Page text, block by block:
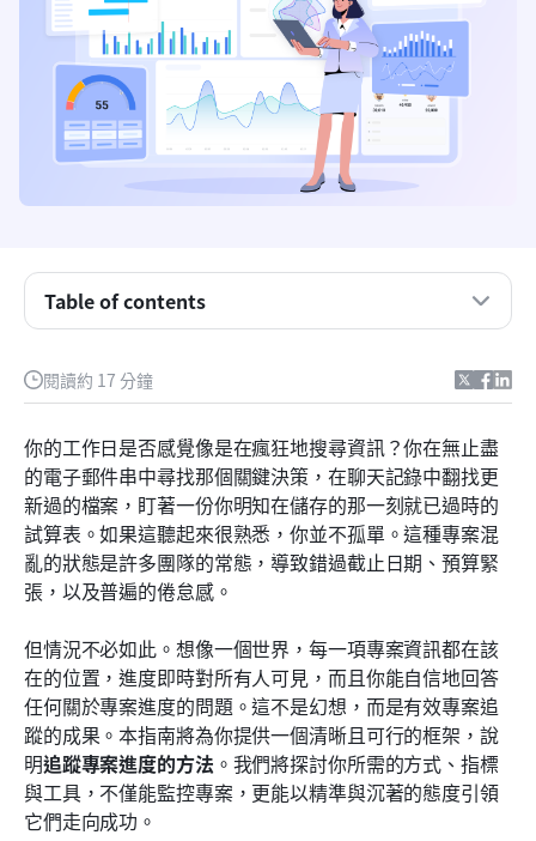
閱讀約 17 分鐘
你的工作日是否感覺像是在瘋狂地搜尋資訊？你在無止盡
的電子郵件串中尋找那個關鍵決策，在聊天記錄中翻找更
新過的檔案，盯著一份你明知在儲存的那一刻就已過時的
試算表。如果這聽起來很熟悉，你並不孤單。這種專案混
亂的狀態是許多團隊的常態，導致錯過截止日期、預算緊
張，以及普遍的倦怠感。
但情況不必如此。想像一個世界，每一項專案資訊都在該
在的位置，進度即時對所有人可見，而且你能自信地回答
任何關於專案進度的問題。這不是幻想，而是有效專案追
蹤的成果。本指南將為你提供一個清晰且可行的框架，說
明追蹤專案進度的方法 。我們將探討你所需的方式、指標
與工具，不僅能監控專案，更能以精準與沉著的態度引領
它們走向成功。
Table of contents
什麼是專案追蹤？
逐步指南：追蹤專案進度
選擇合適的工具：專案進度追蹤軟體推薦
為什麼追蹤專案進度對成功如此關鍵？
超越基礎：進階專案追蹤策略
結論
常見問題